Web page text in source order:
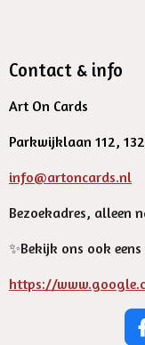
Contact & info
Art On Cards
Parkwijklaan 112,
info@artoncards.nl
Bezoekadres, alleen
✨️Bekijk ons ook
https://